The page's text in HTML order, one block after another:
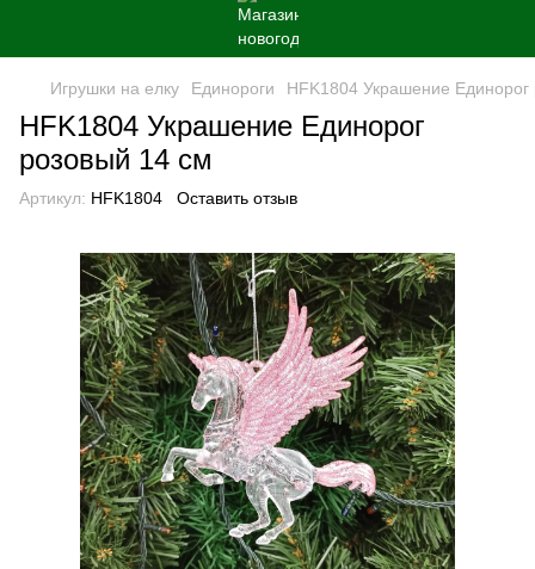
Игрушки на елку Единороги HFK1804 Украшение
HFK1804 Украшение Единорог
розовый 14 см
Артикул: HFK1804 Оставить отзыв